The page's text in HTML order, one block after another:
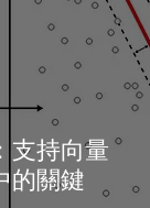
支持向量
的關鍵